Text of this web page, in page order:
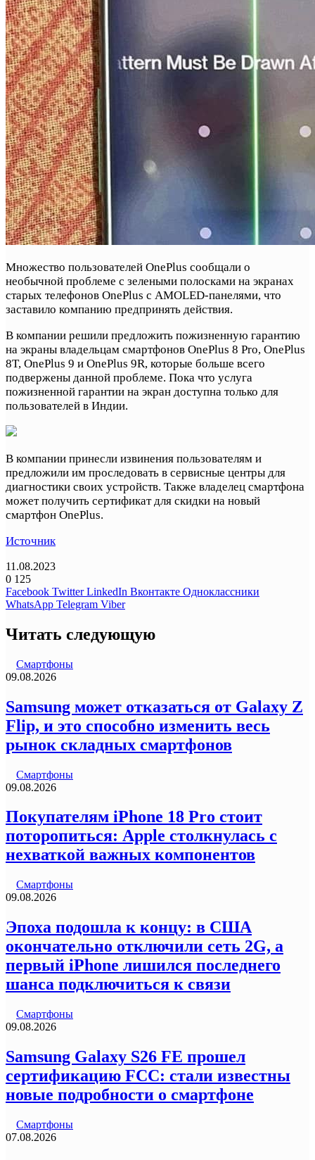
Множество пользователей OnePlus сообщали о
необычной проблеме с зелеными полосками на экранах
старых телефонов OnePlus с AMOLED-панелями, что
заставило компанию предпринять действия.
В компании решили предложить пожизненную гарантию
на экраны владельцам смартфонов OnePlus 8 Pro, OnePlus
8T, OnePlus 9 и OnePlus 9R, которые больше всего
подвержены данной проблеме. Пока что услуга
пожизненной гарантии на экран доступна только для
пользователей в Индии.
В компании принесли извинения пользователям и
предложили им проследовать в сервисные центры для
диагностики своих устройств. Также владелец смартфона
может получить сертификат для скидки на новый
смартфон OnePlus.
Источник
11.08.2023
0 125
Facebook Twitter LinkedIn Вконтакте Одноклассники
WhatsApp Telegram Viber
Читать следующую
Смартфоны
09.08.2026
Samsung может отказаться от Galaxy Z
Flip, и это способно изменить весь
рынок складных смартфонов
Смартфоны
09.08.2026
Покупателям iPhone 18 Pro стоит
поторопиться: Apple столкнулась с
нехваткой важных компонентов
Смартфоны
09.08.2026
Эпоха подошла к концу: в США
окончательно отключили сеть 2G, а
первый iPhone лишился последнего
шанса подключиться к связи
Смартфоны
09.08.2026
Samsung Galaxy S26 FE прошел
сертификацию FCC: стали известны
новые подробности о смартфоне
Смартфоны
07.08.2026